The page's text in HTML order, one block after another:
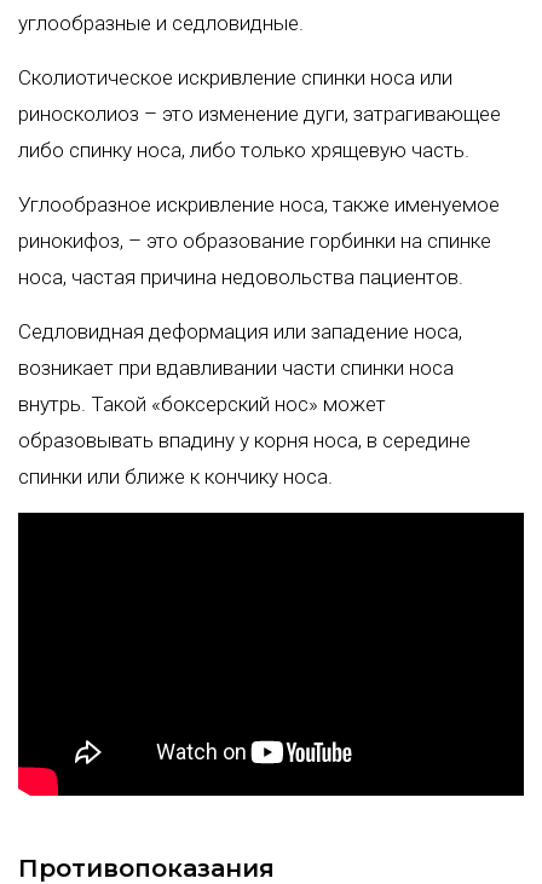
углообразные и седловидные.
Сколиотическое искривление спинки носа или
риносколиоз – это изменение дуги, затрагивающее
либо спинку носа, либо только хрящевую часть.
Углообразное искривление носа, также именуемое
ринокифоз, – это образование горбинки на спинке
носа, частая причина недовольства пациентов.
Седловидная деформация или западение носа,
возникает при вдавливании части спинки носа
внутрь. Такой «боксерский нос» может
образовывать впадину у корня носа, в середине
спинки или ближе к кончику носа.
Противопоказания